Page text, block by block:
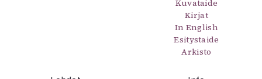
Kuvataide
Kirjat
In English
Esitystaide
Arkisto